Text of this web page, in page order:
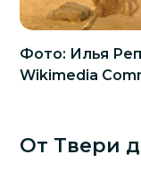
Фото: Илья
Wikimedia
От Твери